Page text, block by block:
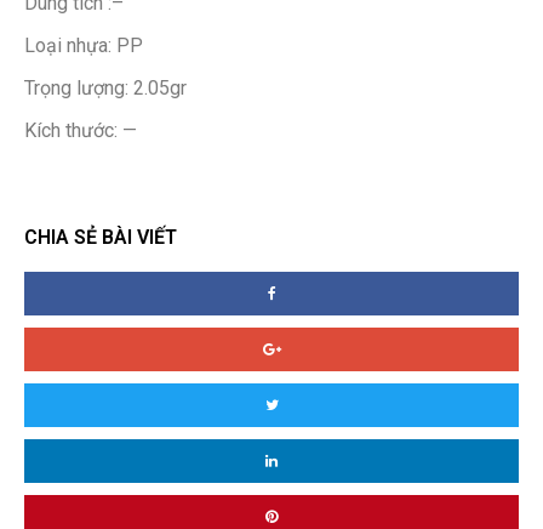
Loại nhựa: PP
Trọng lượng: 2.05gr
Kích thước: —
CHIA SẺ BÀI VIẾT